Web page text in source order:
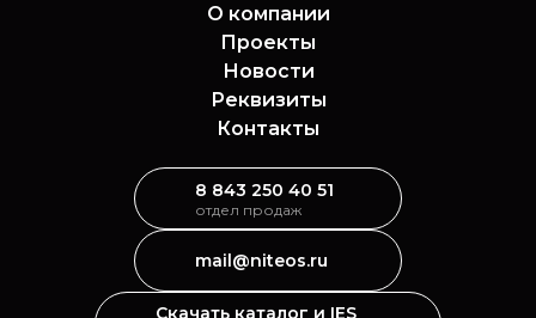
Скачать каталог и IES
О компании
Проекты
Новости
Реквизиты
Контакты
8 843 250 40 51
отдел продаж
mail@niteos.ru